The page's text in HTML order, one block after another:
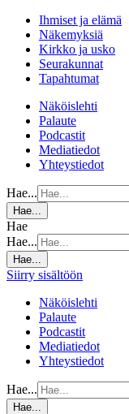
Ihmiset ja elämä
Näkemyksiä
Kirkko ja usko
Seurakunnat
Tapahtumat
Näköislehti
Palaute
Podcastit
Mediatiedot
Yhteystiedot
Hae...
Hae...
Hae
Hae...
Hae...
Siirry sisältöön
Näköislehti
Palaute
Podcastit
Mediatiedot
Yhteystiedot
Hae...
Hae...